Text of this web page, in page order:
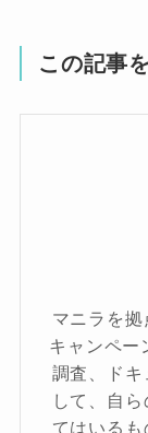
この記事
マニラを
キャンペー
調査、ドキ
して、自
てはいる